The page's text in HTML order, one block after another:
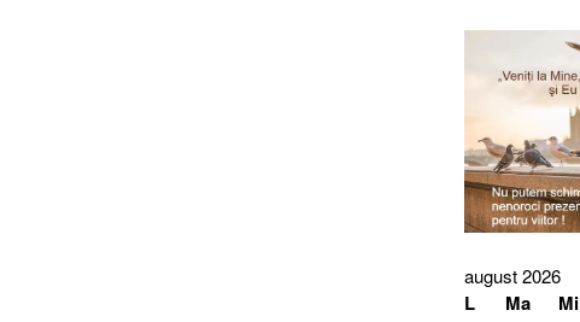
august 2026
L Ma Mi